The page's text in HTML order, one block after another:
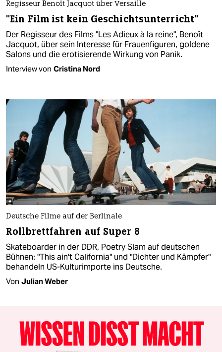
Regisseur Benoît Jacquot über Versaille
"Ein Film ist kein Geschichtsunterricht"
Der Regisseur des Films "Les Adieux à la reine", Benoît
Jacquot, über sein Interesse für Frauenfiguren, goldene
Salons und die erotisierende Wirkung von Panik.
Interview von Cristina Nord
Deutsche Filme auf der Berlinale
Rollbrettfahren auf Super 8
Skateboarder in der DDR, Poetry Slam auf deutschen
Bühnen: "This ain't California" und "Dichter und Kämpfer"
behandeln US-Kulturimporte ins Deutsche.
Von Julian Weber